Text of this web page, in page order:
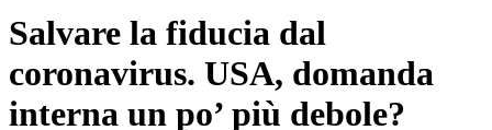
Salvare la fiducia dal
coronavirus. USA, domanda
interna un po’ più debole?